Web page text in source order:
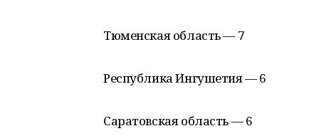
Тюменская область — 7
Республика Ингушетия — 6
Саратовская область — 6